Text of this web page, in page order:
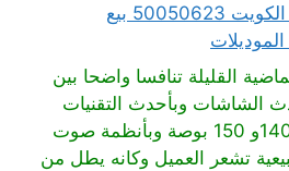
بيع تلفزيونات شاشات الكويت 50050623 بيع
القليلة تنافسا واضحا بين
الشاشات وبأحدث التقنيات
وبأحجام متنوعة تصل 140و 150 بوصة وبأنظمة صوت
تشعر العميل وكانه يطل من